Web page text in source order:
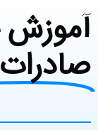
آموزش